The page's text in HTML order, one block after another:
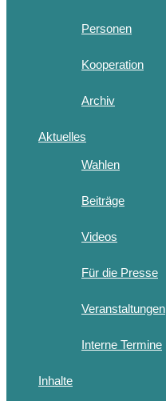
Personen
Kooperation
Archiv
Aktuelles
Wahlen
Beiträge
Videos
Für die Presse
Veranstaltungen
Interne Termine
Inhalte